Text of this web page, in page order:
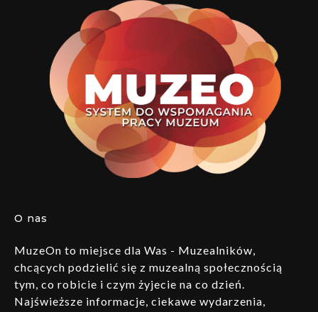
O nas
MuzeOn to miejsce dla Was - Muzealników,
chcących podzielić się z muzealną społecznością
tym, co robicie i czym żyjecie na co dzień.
Najświeższe informacje, ciekawe wydarzenia,